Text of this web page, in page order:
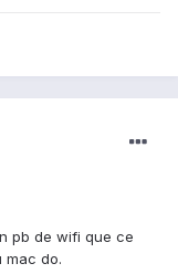
pb de wifi que ce
mac do.